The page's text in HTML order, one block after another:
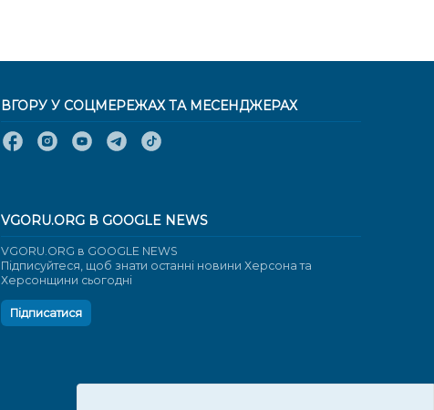
ВГОРУ У СОЦМЕРЕЖАХ ТА МЕСЕНДЖЕРАХ
VGORU.ORG В GOOGLE NEWS
VGORU.ORG в GOOGLE NEWS
Підписуйтеся, щоб знати останні новини Херсона та
Херсонщини сьогодні
Підписатися